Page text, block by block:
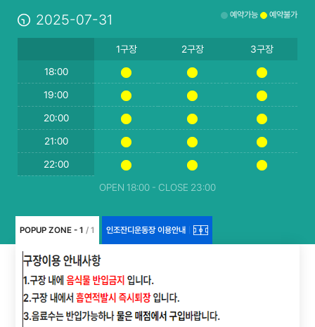
2025-07-31 예약가능 예약불가
1구장 2구장
3구장
18:00
19:00
20:00
21:00
22:00
OPEN 18:00 - CLOSE 23:00
POPUP ZONE - 1 / 1 인조잔디운동장 이용안내